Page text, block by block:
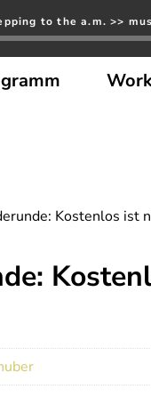
to the a.m. >>
Kostenlos ist